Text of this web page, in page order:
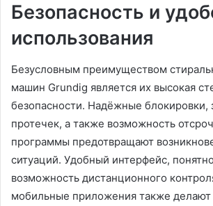
Безопасность и
использования
Безусловным преимуществом
машин Grundig является их высокая
безопасности. Надёжные блокировки,
протечек, а также возможность
программы предотвращают
ситуаций. Удобный интерфейс,
возможность дистанционного
мобильные приложения также делают